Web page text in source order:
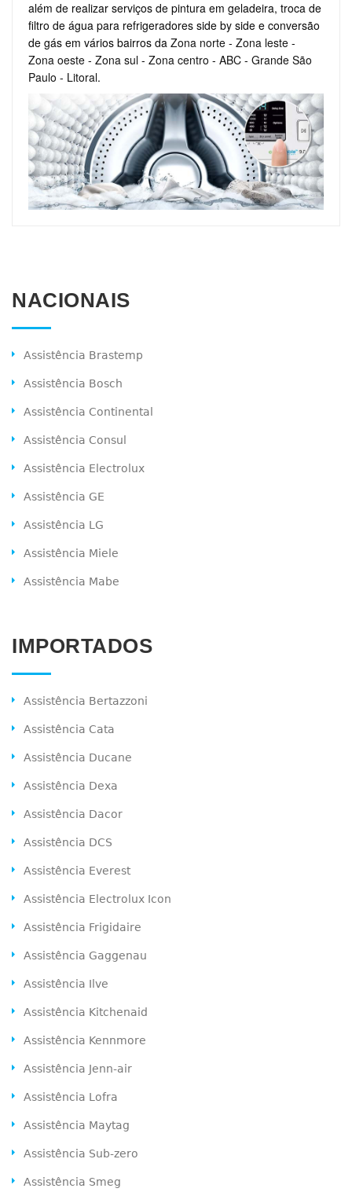
além de realizar serviços de pintura em geladeira, troca de
filtro de água para refrigeradores side by side e conversão
de gás em vários bairros da Zona norte - Zona leste -
Zona oeste - Zona sul - Zona centro - ABC - Grande São
Paulo - Litoral.
NACIONAIS
Assistência Brastemp
Assistência Bosch
Assistência Continental
Assistência Consul
Assistência Electrolux
Assistência GE
Assistência LG
Assistência Miele
Assistência Mabe
IMPORTADOS
Assistência Bertazzoni
Assistência Cata
Assistência Ducane
Assistência Dexa
Assistência Dacor
Assistência DCS
Assistência Everest
Assistência Electrolux Icon
Assistência Frigidaire
Assistência Gaggenau
Assistência Ilve
Assistência Kitchenaid
Assistência Kennmore
Assistência Jenn-air
Assistência Lofra
Assistência Maytag
Assistência Sub-zero
Assistência Smeg